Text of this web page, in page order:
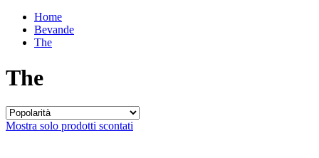
Home
Bevande
The
The
Mostra solo prodotti scontati